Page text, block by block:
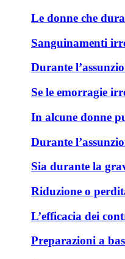
Le donne che
Sanguinamenti
Durante
Se le emorragie
In alcune donne
Durante
Sia durante la
Riduzione o
L’efficacia dei
Preparazioni a